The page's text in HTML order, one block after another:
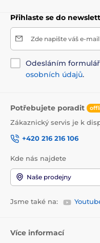
Přihlaste se do
Zde napište váš e-mail
Odesláním
osobních údajů.
Potřebujete poradit
Zákaznický servis je k
+420 216 216 106
Kde nás najdete
Naše prodejny
Jsme také na:
Více informací